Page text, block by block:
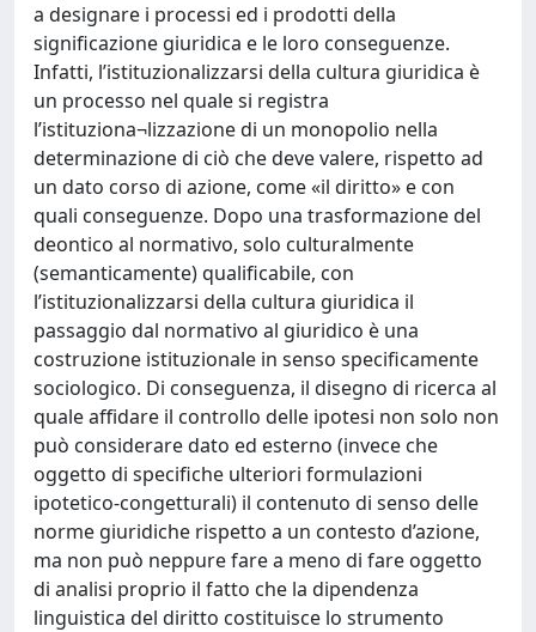
a designare i processi ed i prodotti della
significazione giuridica e le loro conseguenze.
Infatti, l’istituzionalizzarsi della cultura giuridica è
un processo nel quale si registra
l’istituziona¬lizzazione di un monopolio nella
determinazione di ciò che deve valere, rispetto ad
un dato corso di azione, come «il diritto» e con
quali conseguenze. Dopo una trasformazione del
deontico al normativo, solo culturalmente
(semanticamente) qualificabile, con
l’istituzionalizzarsi della cultura giuridica il
passaggio dal normativo al giuridico è una
costruzione istituzionale in senso specificamente
sociologico. Di conseguenza, il disegno di ricerca al
quale affidare il controllo delle ipotesi non solo non
può considerare dato ed esterno (invece che
oggetto di specifiche ulteriori formulazioni
ipotetico-congetturali) il contenuto di senso delle
norme giuridiche rispetto a un contesto d’azione,
ma non può neppure fare a meno di fare oggetto
di analisi proprio il fatto che la dipendenza
linguistica del diritto costituisce lo strumento